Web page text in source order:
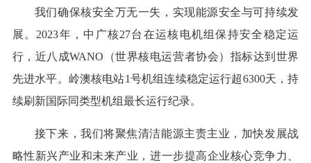
我们确保核安全万无一失，实现能源安全与可持续发
展。2023年，中广核27台在运核电机组保持安全稳定运
行，近八成WANO（世界核电运营者协会）指标达到世界
先进水平。岭澳核电站1号机组连续稳定运行超6300天，持
续刷新国际同类型机组最长运行纪录。
接下来，我们将聚焦清洁能源主责主业，加快发展战
略性新兴产业和未来产业，进一步提高企业核心竞争力、